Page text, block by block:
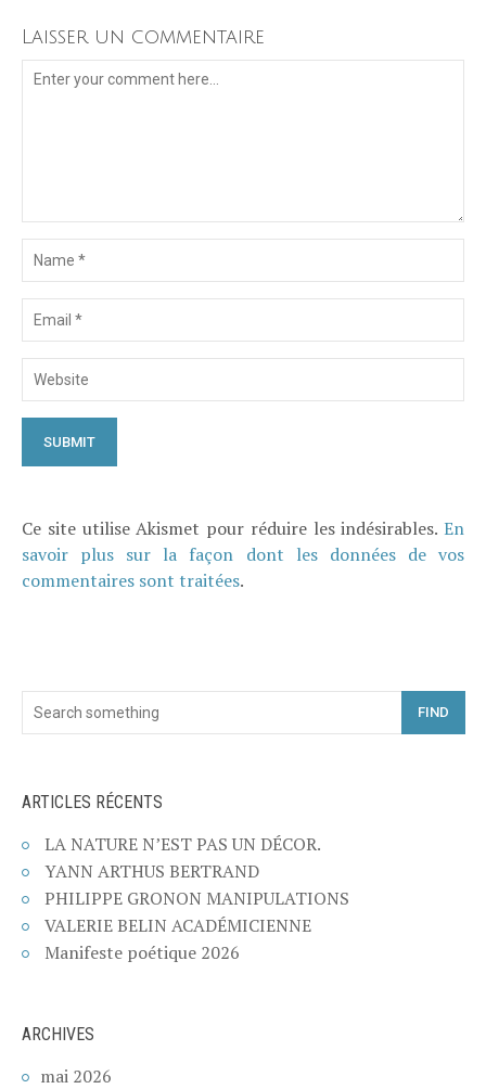
Laisser un commentaire
Ce site utilise Akismet pour réduire les indésirables. En
savoir plus sur la façon dont les données de vos
commentaires sont traitées.
FIND
ARTICLES RÉCENTS
LA NATURE N’EST PAS UN DÉCOR.
YANN ARTHUS BERTRAND
PHILIPPE GRONON MANIPULATIONS
VALERIE BELIN ACADÉMICIENNE
Manifeste poétique 2026
ARCHIVES
mai 2026